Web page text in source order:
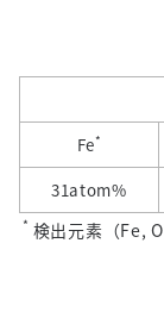
Fe*
31atom%
* 検出元素（Fe, O